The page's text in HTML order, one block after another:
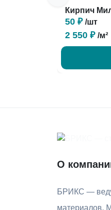
Кирпич
50 ₽ /шт
2 550 ₽ /м²
О
БРИКС —
материалов.